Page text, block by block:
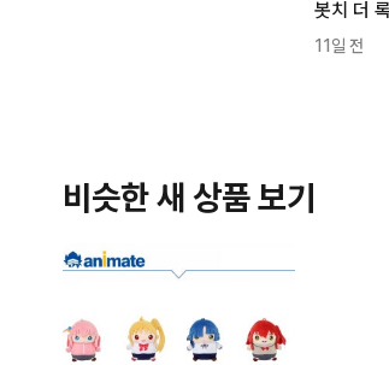
11일 전
비슷한 새 상품 보기